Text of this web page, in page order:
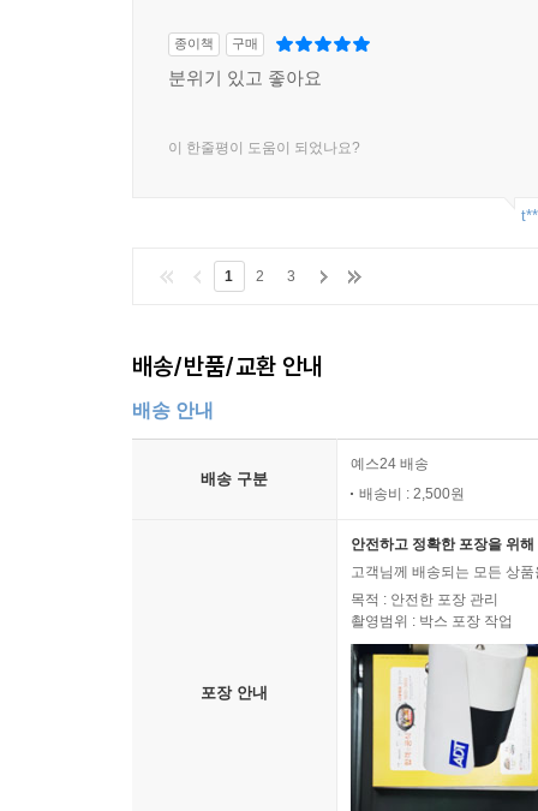
종이책 구매
분위기 있고 좋아요
이 한줄평이 도움이 되었나요?
1 2 3
배송/반품/교환 안내
배송 안내
배송 구분
예스24 배송
배송비 : 2,500원
포장 안내
안전하고 정확한 포장을 위
고객님께 배송되는 모든 상
목적 : 안전한 포장 관리
촬영범위 : 박스 포장 작업